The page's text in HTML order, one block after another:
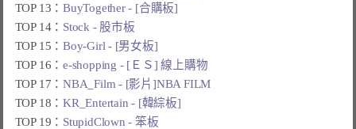
TOP 13：BuyTogether - [合購板]
TOP 14： Stock - 股市板
TOP 15：Boy-Girl - [男女板]
TOP 16：e-shopping - [ＥＳ] 線上購物
TOP 17：NBA_Film - [影片]NBA FILM
TOP 18：KR_Entertain - [韓綜板]
TOP 19： StupidClown - 笨板